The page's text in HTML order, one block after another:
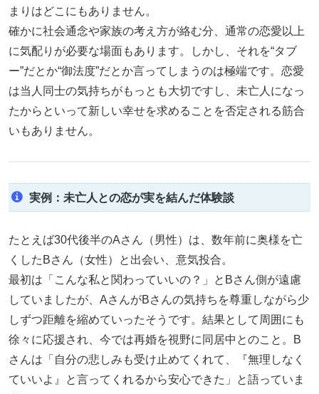
まりはどこにもありません。
確かに社会通念や家族の考え方が絡む分、通常の恋愛以上
に気配りが必要な場面もあります。しかし、それを“タブ
ー”だとか“御法度”だとか言ってしまうのは極端です。恋愛
は当人同士の気持ちがもっとも大切ですし、未亡人になっ
たからといって新しい幸せを求めることを否定される筋合
いもありません。
実例：未亡人との恋が実を結んだ体験談
たとえば30代後半のAさん（男性）は、数年前に奥様を亡
くしたBさん（女性）と出会い、意気投合。
最初は「こんな私と関わっていいの？」とBさん側が遠慮
していましたが、AさんがBさんの気持ちを尊重しながら少
しずつ距離を縮めていったそうです。結果として周囲にも
徐々に応援され、今では再婚を視野に同居中とのこと。B
さんは「自分の悲しみも受け止めてくれて、『無理しなく
ていいよ』と言ってくれるから安心できた」と語っていま